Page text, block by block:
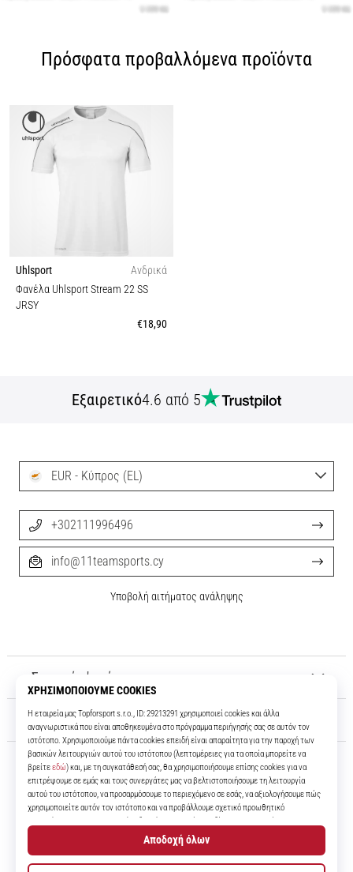
Πρόσφατα προβαλλόμενα προϊόντα
Uhlsport
Ανδρικά
Φανέλα Uhlsport Stream 22 SS
JRSY
€18,90
Εξαιρετικό4.6 από 5
11teamsports.cy
Για πάνω από 16 χρόνια είμαστε οι συμπαίκτες σας, προσφέροντάς σας
τα καλύτερα και πιο σύγχρονα ποδοσφαιρικά προϊόντα.
Σχετικά μ' εμάς
Εξυπηρέτηση πελατών
EUR - Κύπρος (EL)
+302111996496
info@11teamsports.cy
Υποβολή αιτήματος ανάληψης